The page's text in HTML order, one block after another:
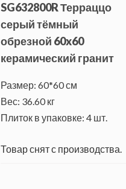
SG632800R Терраццо
серый тёмный
обрезной 60x60
керамический гранит
Размер: 60*60 см
Вес: 36.60 кг
Плиток в упаковке: 4 шт.
Товар снят с производства.